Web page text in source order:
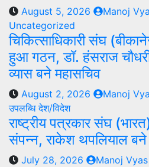
August 5, 2026
Manoj
Uncategorized
चिकित्साधिकारी संघ
हुआ गठन, डॉ. हंसराज
व्यास बने महासचिव
August 2, 2026
Manoj
उपलब्धिदेश/विदेश
राष्ट्रीय पत्रकार संघ
संपन्न, राकेश थपलियाल बने
July 28, 2026
Manoj Vyas